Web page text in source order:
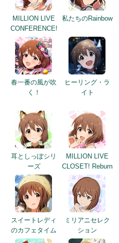
MILLION LIVE
CONFERENCE!
私たちのRainbow
春一番の風が吹
く！
ヒーリング・ラ
イト
耳としっぽシリ
ーズ
MILLION LIVE
CLOSET! Reburn
スイートレディ
のカフェタイム
ミリアニセレク
ション